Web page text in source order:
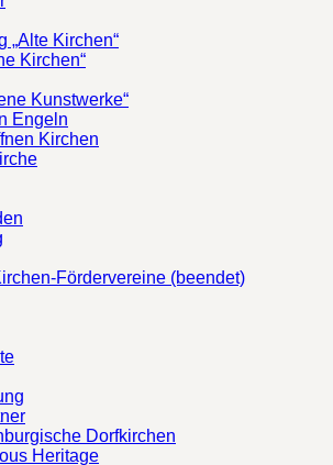
„Alte Kirchen“
Kirchen“
Kunstwerke“
Engeln
Kirchen
Fördervereine (beendet)
Dorfkirchen
Heritage